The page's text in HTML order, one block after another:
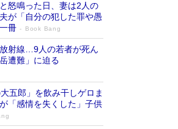
怒鳴った日、妻は2人の
が「自分の犯した罪や愚
冊
Book Bang
射線…9人の若者が死ん
遭難」に迫る
五郎」を飲み干しゲロま
「感情を失くした」子供